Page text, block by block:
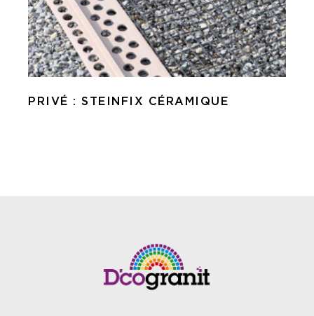
PRIVÉ : STEINFIX CÉRAMIQUE